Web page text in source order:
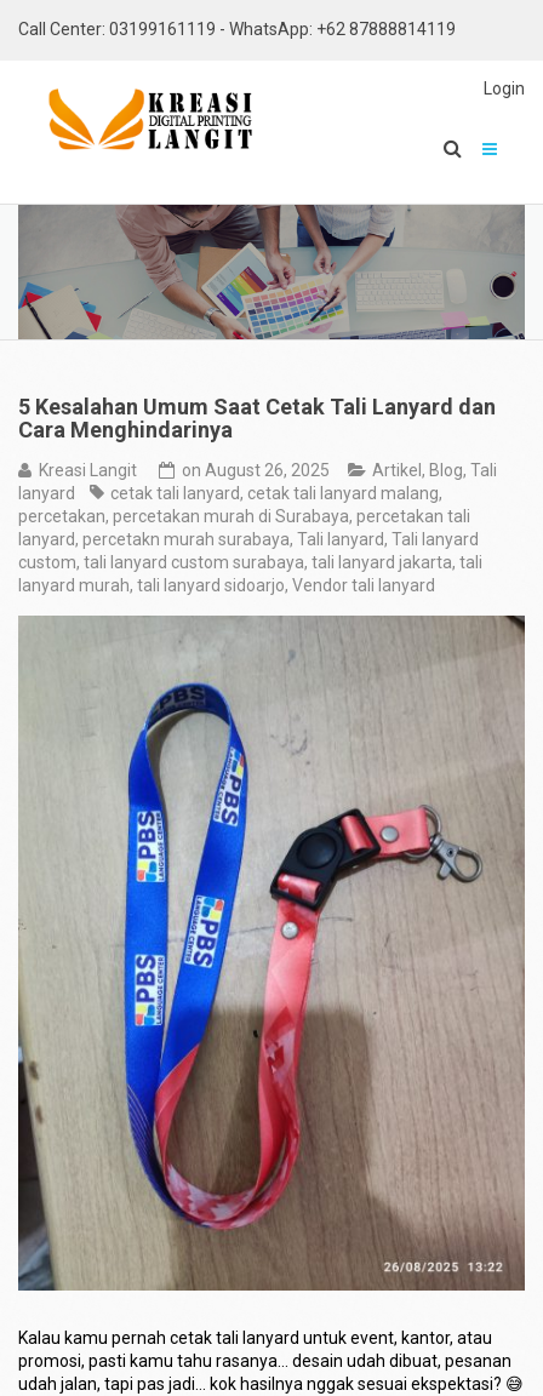
Call Center: 03199161119 - WhatsApp: +62 87888814119
Login
5 Kesalahan Umum Saat Cetak Tali Lanyard dan
Cara Menghindarinya
Kreasi Langit on August 26, 2025 Artikel , Blog, Tali
lanyard
cetak tali lanyard, cetak tali lanyard malang,
percetakan, percetakan murah di Surabaya, percetakan tali
lanyard, percetakn murah surabaya, Tali lanyard, Tali lanyard
custom, tali lanyard custom surabaya, tali lanyard jakarta, tali
lanyard murah, tali lanyard sidoarjo, Vendor tali lanyard
Kalau kamu pernah cetak tali lanyard untuk event, kantor, atau
promosi, pasti kamu tahu rasanya… desain udah dibuat, pesanan
udah jalan, tapi pas jadi… kok hasilnya nggak sesuai ekspektasi? 😅